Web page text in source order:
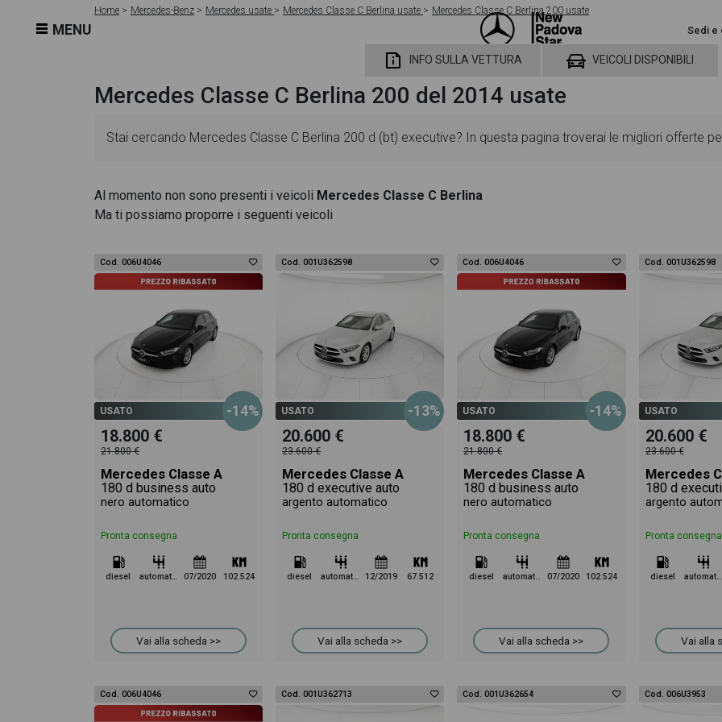
MENU Sedi e
Home Mercedes-Benz Mercedes usate Mercedes Classe C Berlina usate Mercedes Classe C Berlina 200 usate
INFO SULLA VETTURA VEICOLI DISPONIBILI
Mercedes Classe C Berlina 200 del 2014 usate
Stai cercando Mercedes Classe C Berlina 200 d (bt) executive? In questa pagina troverai le migliori offerte
essenziali come l'alimentazione, dati tecnici, dotazioni standard ed opzionali, colorazione esterna e
Berlina 200 d (bt) executive dispone di una ricca gallery fotografica per poter vedere ogni singolo dettaglio
All'interno della pagina Mercedes Classe C Berlina 200 d (bt) executive troverai anche il listino prezzi,
del veicolo.
Al momento non sono presenti i veicoli Mercedes Classe C Berlina
Ma ti possiamo proporre i seguenti veicoli
Cod. 006U4046
USATO -14%
18.800 €
21.800 €
Mercedes Classe A
180 d business auto
nero automatico
Pronta consegna
diesel automatico 07/2020 102.524
Vai alla scheda >>
Cod. 001U362598
USATO -13%
20.600 €
23.600 €
Mercedes Classe A
180 d executive auto
argento automatico
Pronta consegna
diesel automatico 12/2019 67.512
Vai alla scheda >>
Cod. 006U4046
USATO -14%
18.800 €
21.800 €
Mercedes Classe A
180 d business auto
nero automatico
Pronta consegna
diesel automatico 07/2020 102.524
Vai alla scheda >>
Cod. 001U362598
USATO
20.600 €
23.600 €
Mercedes
180 d
argento
Pronta consegna
diesel automatico
Vai alla
Cod. 006U4046 Cod. 001U362713 Cod. 001U362654 Cod. 006U3953